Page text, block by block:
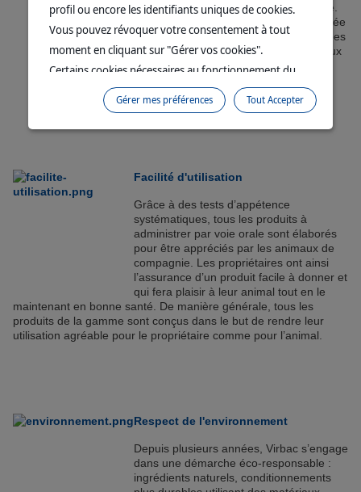
la recherche et la littérature scientifique.
L'efficacité de chaque produit est évaluée
de façon répétée et selon différents types
de tests pour s'assurer qu'il réponde aux
attentes des propriétaires.
Facilité d'utilisation
Grâce à des tests d’appétence
systématiques, tous les produits à
administrer par voie orale sont élaborés
pour être appréciés par les animaux de
compagnie. Les propriétaires ont ainsi
l’assurance d’un produit facile à donner et
qui fera plaisir à leur animal tout en le
maintenant en bonne santé. De manière générale, tous les
produits de la gamme sont conçus dans le but de rendre leur
utilisation agréable pour le propriétaire comme pour l’animal.
Respect de l'environnement
Depuis plusieurs années, Virbac s’engage
dans une démarche éco-responsable :
ingrédients naturels, conditionnements
profil ou encore les identifiants uniques de cookies.
Vous pouvez révoquer votre consentement à tout
moment en cliquant sur "Gérer vos cookies".
Certains cookies nécessaires au fonctionnement du
site sont déposés sans votre consentement. Ils
permettent et facilitent votre navigation sur le site. En
cliquant sur “Continuer sans accepter” aucun cookie
Pour plus d'informations, vous pouvez consulter
notrePolitique de protection des données
Tout Accepter
Gérer mes préférences